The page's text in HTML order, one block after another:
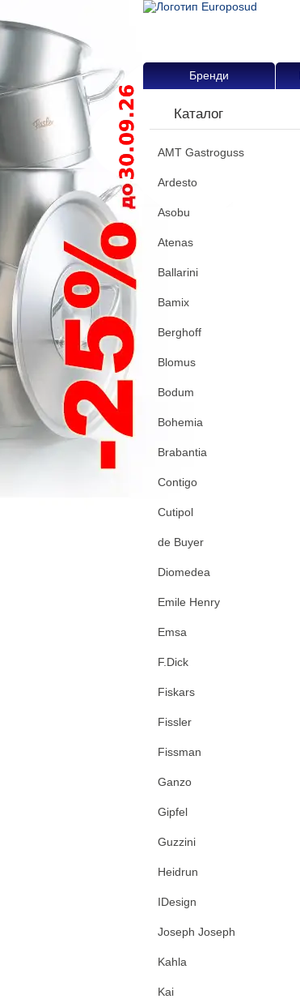
Бренди
Каталог
AMT Gastroguss
Ardesto
Asobu
Atenas
Ballarini
Bamix
Berghoff
Blomus
Bodum
Bohemia
Brabantia
Contigo
Cutipol
de Buyer
Diomedea
Emile Henry
Emsa
F.Dick
Fiskars
Fissler
Fissman
Ganzo
Gipfel
Guzzini
Heidrun
IDesign
Joseph Joseph
Kahla
Kai